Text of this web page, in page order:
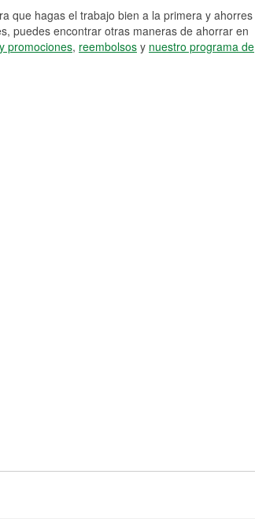
que hagas el trabajo bien a la primera y ahorres
puedes encontrar otras maneras de ahorrar en
promociones, reembolsos y nuestro programa de